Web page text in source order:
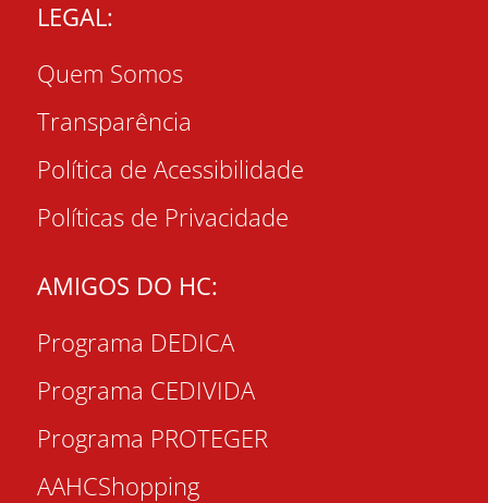
LEGAL:
Quem Somos
Transparência
Política de Acessibilidade
Políticas de Privacidade
AMIGOS DO HC:
Programa DEDICA
Programa CEDIVIDA
Programa PROTEGER
AAHCShopping